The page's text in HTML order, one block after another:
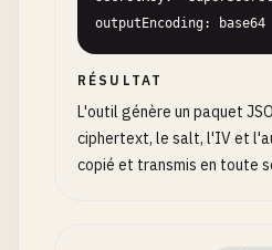
outputEncoding: base64
RÉSULTAT
L'outil génère un paquet
ciphertext, le salt, l'IV et
copié et transmis en toute